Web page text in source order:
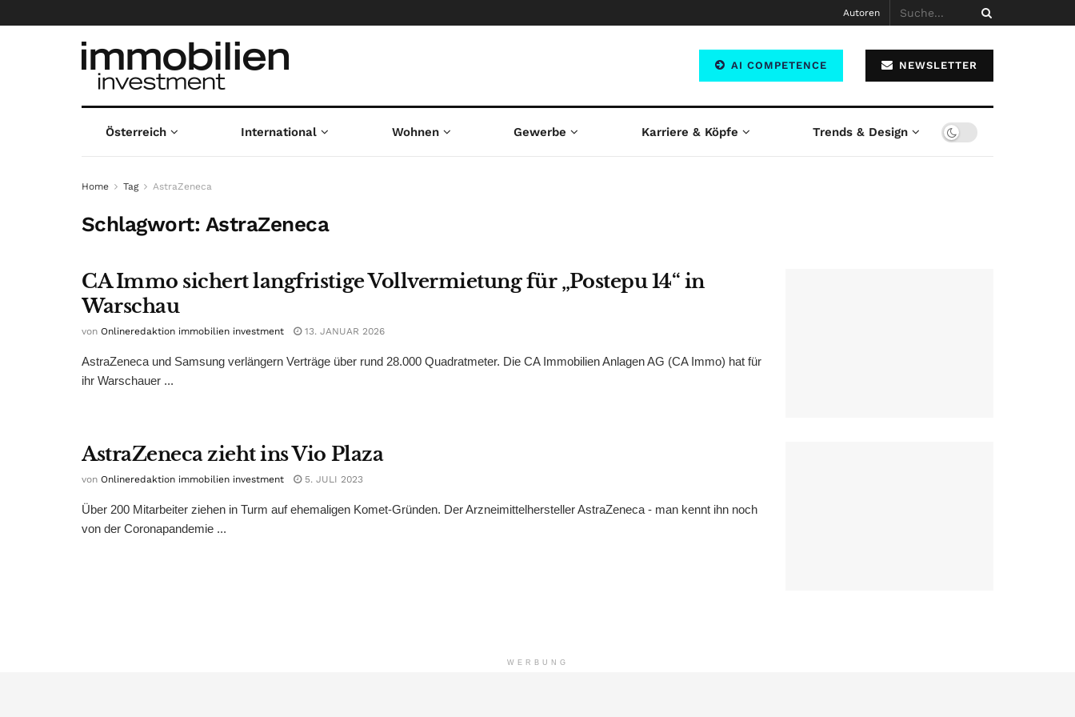
Autoren
AI COMPETENCE NEWSLETTER
Österreich International Wohnen Gewerbe Karriere & Köpfe Trends & Design
Home Tag AstraZeneca
Schlagwort: AstraZeneca
CA Immo sichert langfristige Vollvermietung für „Postepu 14“ in
Warschau
von Onlineredaktion immobilien investment 13. JANUAR 2026
AstraZeneca und Samsung verlängern Verträge über rund 28.000 Quadratmeter. Die CA Immobilien Anlagen AG (CA Immo) hat für
ihr Warschauer ...
AstraZeneca zieht ins Vio Plaza
von Onlineredaktion immobilien investment 5. JULI 2023
Über 200 Mitarbeiter ziehen in Turm auf ehemaligen Komet-Gründen. Der Arzneimittelhersteller AstraZeneca - man kennt ihn noch
von der Coronapandemie ...
WERBUNG